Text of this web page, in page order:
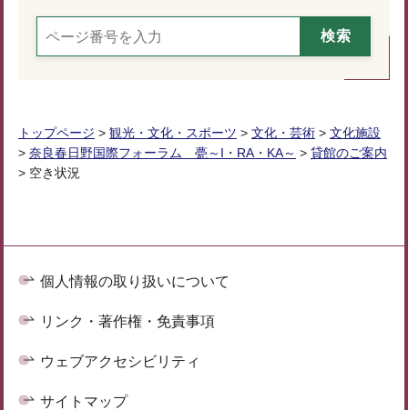
トップページ > 観光・文化・スポーツ > 文化・芸術 > 文化施設
> 奈良春日野国際フォーラム 甍～I・RA・KA～ > 貸館のご案内
> 空き状況
個人情報の取り扱いについて
リンク・著作権・免責事項
ウェブアクセシビリティ
サイトマップ